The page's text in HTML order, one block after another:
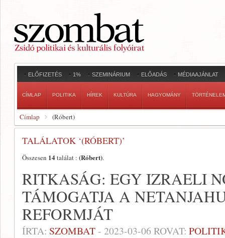
ELŐFIZETÉS 1% SZEMINÁRIUM ELŐADÁS MÉDIAAJÁNLAT
CÍMLAP POLITIKA HÍREK KULTÚRA HAGYOMÁNY
Címlap (Róbert)
TALÁLATOK ‘(RÓBERT)’
Összesen 14találat : (Róbert).
RITKASÁG: EGY IZRAELI
TÁMOGATJA A
REFORMJÁT
ÍRTA: SZOMBAT- 2023-03-06 ROVAT: